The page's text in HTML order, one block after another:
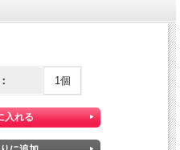
1個